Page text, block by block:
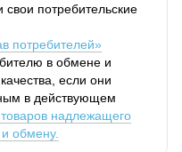
потребительские
потребителей»
в обмене и
если они
в действующем
надлежащего
обмену.